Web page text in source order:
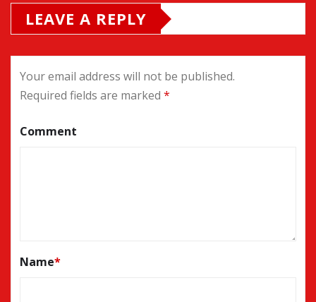
LEAVE A REPLY
Your email address will not be published.
Required fields are marked *
Comment
Name*